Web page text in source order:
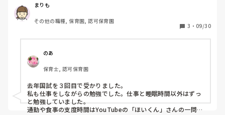
過去問4年分と予想模試2年分やっています。
苦手項目をテキストや保育指針で復習しますが、
新たな問題がくると壁にぶち当たり潰そうと必死にやれば
下手したら合格0なんじゃないかと？不安です。
働きながらの勉強なめてました。社会福祉に児童福祉が全滅
です。 時間もないし、1つでも多く合格科目増やす事に集中
するって思ってるけど。一発合格したいのが本音です。みな
さんの勉強術をアドバイス頂けると幸いです。
よろしくお願いいたします。
追伸、以前はブラック保育園での心身ともに限界なときに支
まりも
その他の職種, 保育園, 認可保育園
3 ・ 09/30
のあ
保育士, 認可保育園
去年国試を３回目で受かりました。
私も仕事をしながらの勉強でした。仕事と睡眠時間以外はずっ
と勉強していました。
通勤や食事の支度時間はYouTubeの「ほいくん」さんの一問一